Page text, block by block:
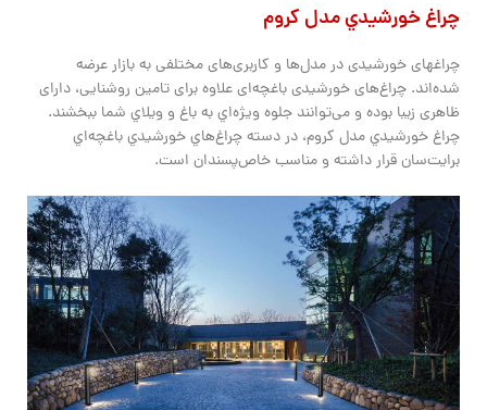
چراغ خورشيدي مدل كروم
چراغ‎های خورشیدی در مدل‌ها و کاربری‌های مختلفی به بازار عرضه
شده‌اند. چراغ‌های خورشیدی باغچه‌ای علاوه برای تامین روشنایی، دارای
ظاهری زیبا بوده و می‌توانند جلوه ویژه‌اي به باغ و ويلاي شما ببخشند.
چراغ خورشيدي مدل كروم، در دسته چراغ‌هاي خورشيدي باغچه‌اي
برايت‌سان قرار داشته و مناسب خاص‌پسندان است.